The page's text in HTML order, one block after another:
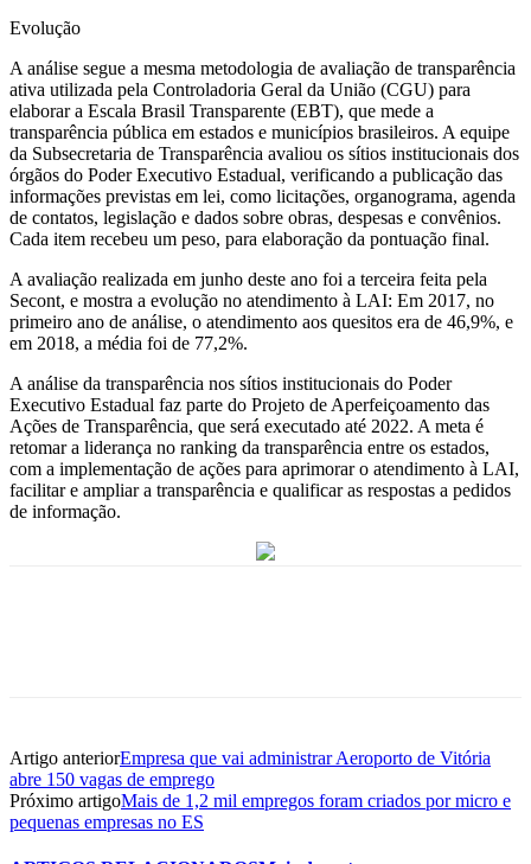
Evolução
A análise segue a mesma metodologia de avaliação de transparência
ativa utilizada pela Controladoria Geral da União (CGU) para
elaborar a Escala Brasil Transparente (EBT), que mede a
transparência pública em estados e municípios brasileiros. A equipe
da Subsecretaria de Transparência avaliou os sítios institucionais dos
órgãos do Poder Executivo Estadual, verificando a publicação das
informações previstas em lei, como licitações, organograma, agenda
de contatos, legislação e dados sobre obras, despesas e convênios.
Cada item recebeu um peso, para elaboração da pontuação final.
A avaliação realizada em junho deste ano foi a terceira feita pela
Secont, e mostra a evolução no atendimento à LAI: Em 2017, no
primeiro ano de análise, o atendimento aos quesitos era de 46,9%, e
em 2018, a média foi de 77,2%.
A análise da transparência nos sítios institucionais do Poder
Executivo Estadual faz parte do Projeto de Aperfeiçoamento das
Ações de Transparência, que será executado até 2022. A meta é
retomar a liderança no ranking da transparência entre os estados,
com a implementação de ações para aprimorar o atendimento à LAI,
facilitar e ampliar a transparência e qualificar as respostas a pedidos
de informação.
Artigo anteriorEmpresa que vai administrar Aeroporto de Vitória
abre 150 vagas de emprego
Próximo artigoMais de 1,2 mil empregos foram criados por micro e
pequenas empresas no ES